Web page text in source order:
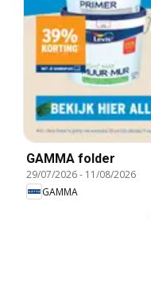
GAMMA folder
29/07/2026- 11/08/2026
GAMMA